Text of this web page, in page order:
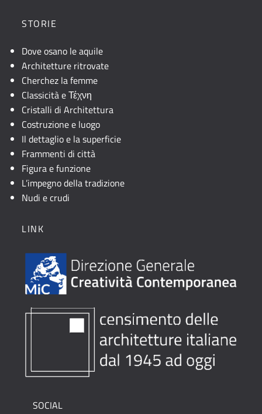
STORIE
Dove osano le aquile
Architetture ritrovate
Cherchez la femme
Classicità e Τέχνη
Cristalli di Architettura
Costruzione e luogo
Il dettaglio e la superficie
Frammenti di città
Figura e funzione
L’impegno della tradizione
Nudi e crudi
LINK
SOCIAL